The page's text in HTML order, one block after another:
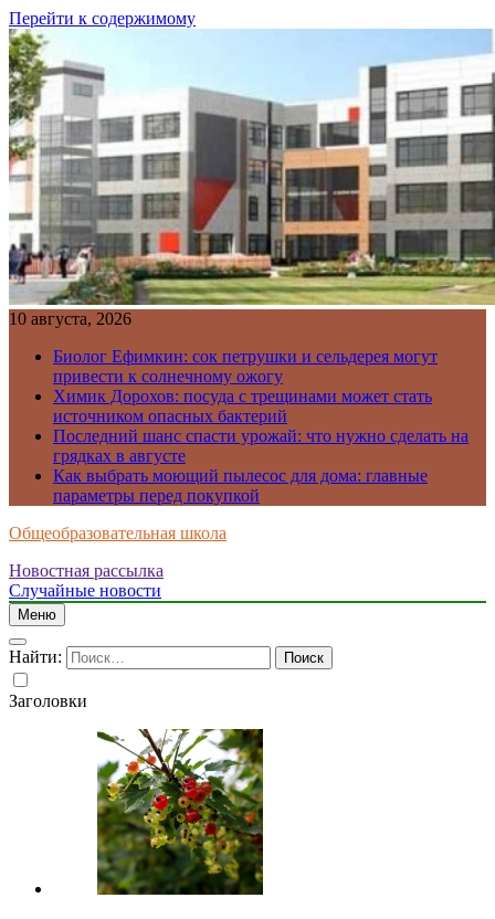
Перейти к содержимому
10 августа, 2026
Биолог Ефимкин: сок петрушки и сельдерея могут
привести к солнечному ожогу
Химик Дорохов: посуда с трещинами может стать
источником опасных бактерий
Последний шанс спасти урожай: что нужно сделать на
грядках в августе
Как выбрать моющий пылесос для дома: главные
параметры перед покупкой
Общеобразовательная школа
Новостная рассылка
Случайные новости
Меню
Найти:
Заголовки